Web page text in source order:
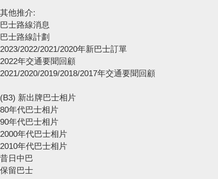
其他推介:
巴士路線消息
巴士路線計劃
2023/2022/2021/2020年新巴士訂單
2022年交通要聞回顧
2021/2020/2019/2018/2017年交通要聞回顧
(B3) 新出牌巴士相片
80年代巴士相片
90年代巴士相片
2000年代巴士相片
2010年代巴士相片
昔日中巴
保留巴士